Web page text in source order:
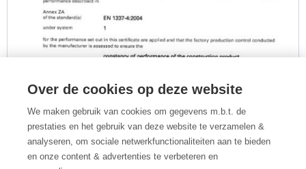
Over de cookies op deze website
We maken gebruik van cookies om gegevens m.b.t. de
prestaties en het gebruik van deze website te verzamelen &
analyseren, om sociale netwerkfunctionaliteiten aan te bieden
en onze content & advertenties te verbeteren en